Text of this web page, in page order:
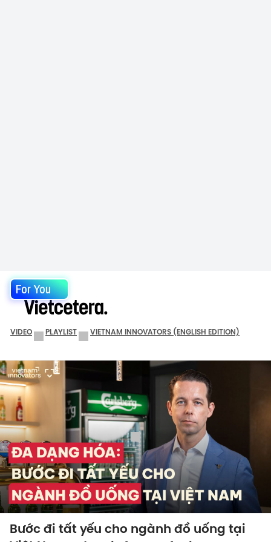
For You
VIDEO PLAYLIST VIETNAM INNOVATORS (ENGLISH EDITION)
Bước đi tất yếu cho ngành đồ uống tại